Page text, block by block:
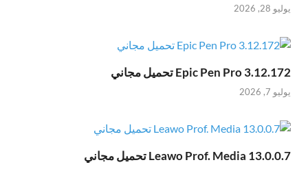
يوليو 28, 2026
Epic Pen Pro 3.12.172 تحميل مجاني
يوليو 7, 2026
Leawo Prof. Media 13.0.0.7 تحميل مجاني